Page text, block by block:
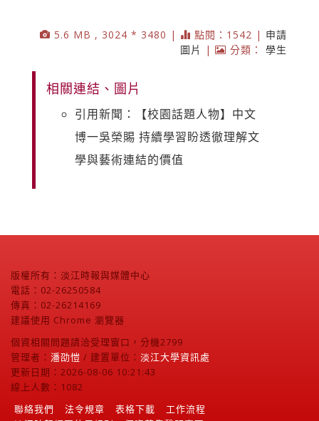
5.6 MB , 3024 * 3480 | 點閱：1542 | 申請
圖片
| 分類： 學生
相關連結、圖片
引用新聞：【校園話題人物】中文
博一吳榮賜 持續學習盼透徹理解文
學與藝術連結的價值
版權所有：淡江時報與媒體中心
電話：02-26250584
傳真：02-26214169
建議使用 Chrome 瀏覽器
個資相關問題請洽受理窗口，分機2799
管理者： 潘劭愷 / 建置單位： 淡江大學資訊處
更新日期：2026-08-06 10:21:43
線上人數：1082
聯絡我們
法令規章 表格下載
工作流程